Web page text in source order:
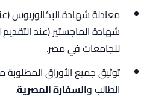
معادلة شهادة البكالوريوس
شهادة الماجستير (عند
للجامعات في مصر.
توثيق جميع الأوراق المطلوبة
الطالب والسفارة المصرية.